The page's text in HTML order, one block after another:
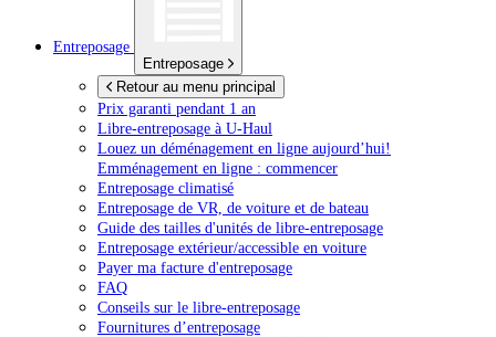
Entreposage
Entreposage
Retour au menu principal
Prix garanti pendant 1 an
Libre-entreposage à U-Haul
Louez un déménagement en ligne aujourd’hui!
Emménagement en ligne : commencer
Entreposage climatisé
Entreposage de VR, de voiture et de bateau
Guide des tailles d'unités de libre-entreposage
Entreposage extérieur/accessible en voiture
Payer ma facture d'entreposage
FAQ
Conseils sur le libre-entreposage
Fournitures d’entreposage